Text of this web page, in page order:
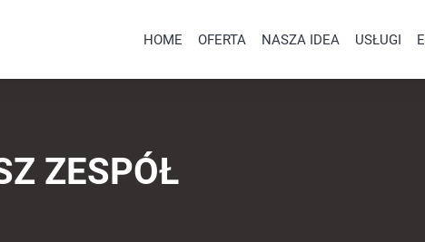
HOME OFERTA NASZA IDEA USŁUGI
ZESPÓŁ